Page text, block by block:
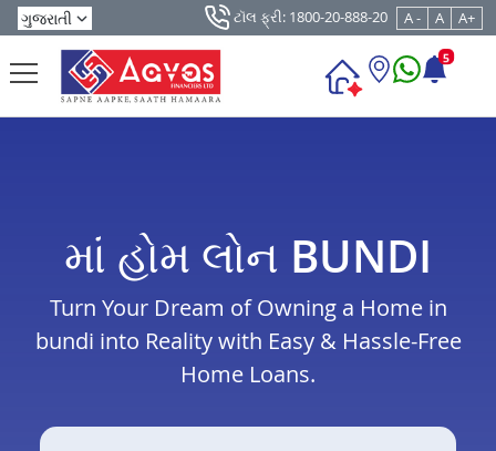
ટૉલ ફ્રી: 1800-20-888-20 A - A A+
5
માં હોમ લોન BUNDI
Turn Your Dream of Owning a Home in
bundi into Reality with Easy & Hassle-Free
Home Loans.